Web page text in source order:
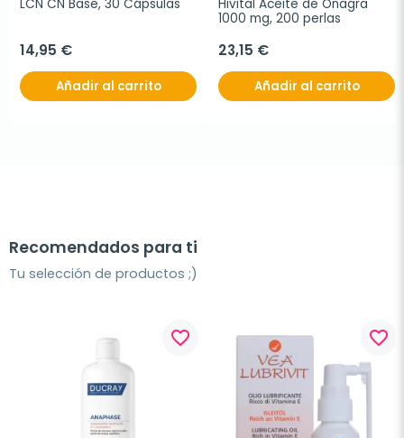
LCN CN Base, 30 Cápsulas
14,95 €
Añadir al carrito
Hivital Aceite de Onagra
1000 mg, 200 perlas
23,15 €
Añadir al carrito
Recomendados para ti
Tu selección de productos ;)
favorite_border favorite_border